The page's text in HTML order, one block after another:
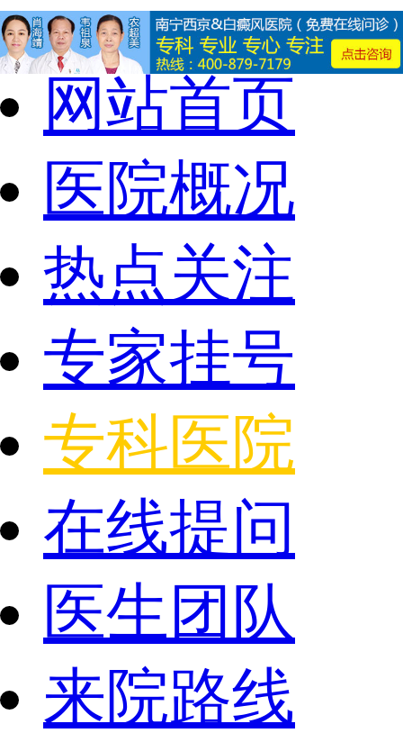
网站首页
医院概况
热点关注
专家挂号
专科医院
在线提问
医生团队
来院路线